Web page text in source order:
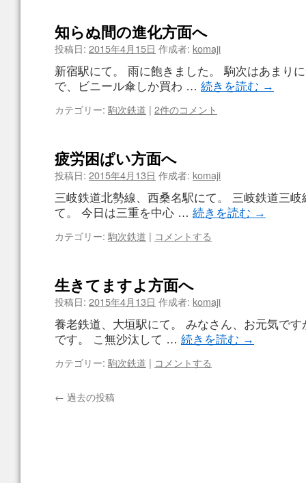
知らぬ間の進化方面へ
投稿日: 2015年4月15日 作成者: komaji
新宿駅にて。 雨に飽きました。 駒次はあまり
で、ビニール傘しか買わ … 続きを読む →
カテゴリー: 駒次鉄道 | 2件のコメント
疲労困ぱい方面へ
投稿日: 2015年4月13日 作成者: komaji
三岐鉄道北勢線、西桑名駅にて。 三岐鉄道三岐
て。 今日は三重を中心 … 続きを読む →
カテゴリー: 駒次鉄道 | コメントする
生きてますよ方面へ
投稿日: 2015年4月13日 作成者: komaji
養老鉄道、大垣駅にて。 みなさん、お元気で
です。 こ無沙汰して … 続きを読む →
カテゴリー: 駒次鉄道 | コメントする
← 過去の投稿